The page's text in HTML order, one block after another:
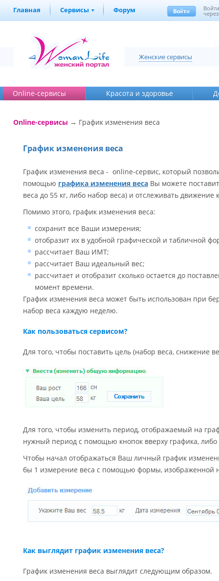
Главная Сервисы Форум
Женские сервисы
Online-cервисы Красота и здоровье
Online-cервисы → График изменения веса
График изменения веса
График изменения веса - online-сервис, который
помощью графика изменения веса Вы можете
веса до 55 кг, либо набор веса) и отслеживать
Помимо этого, график изменения веса:
сохранит все Ваши измерения;
отобразит их в удобной графической и табличной
рассчитает Ваш ИМТ;
рассчитает Ваш идеальный вес;
рассчитает и отобразит сколько остается до
момент времени.
График изменения веса может быть использован при
набор веса каждую неделю.
Как пользоваться сервисом?
Для того, чтобы поставить цель (набор веса, снижение
Для того, чтобы изменить период, отображаемый на
нужный период с помощью кнопок вверху графика,
Чтобы начал отображаться Ваш личный график
бы 1 измерение веса с помощью формы, изображенной
Как выглядит график изменения веса?
График изменения веса выглядит следующим образом.